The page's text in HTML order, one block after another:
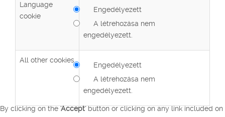
By clicking on the'Accept'button or clicking on any link included on
Language
cookie
Engedélyezett
A létrehozása nem
engedélyezett.
All other cookies
Engedélyezett
A létrehozása nem
engedélyezett.